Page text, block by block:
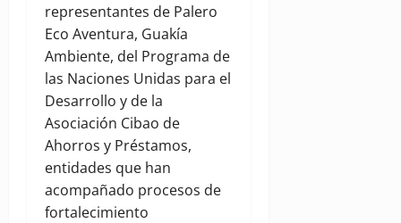
representantes de Palero
Eco Aventura, Guakía
Ambiente, del Programa de
las Naciones Unidas para el
Desarrollo y de la
Asociación Cibao de
Ahorros y Préstamos,
entidades que han
acompañado procesos de
fortalecimiento